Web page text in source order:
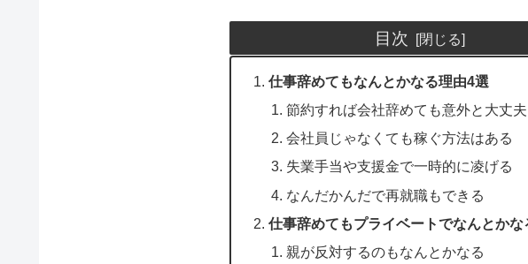
目次
仕事辞めてもなんとかなる理由4選
節約すれば会社辞めても意外と大丈夫
会社員じゃなくても稼ぐ方法はある
失業手当や支援金で一時的に凌げる
なんだかんだで再就職もできる
仕事辞めてもプライベートでなんとかな
親が反対するのもなんとかなる